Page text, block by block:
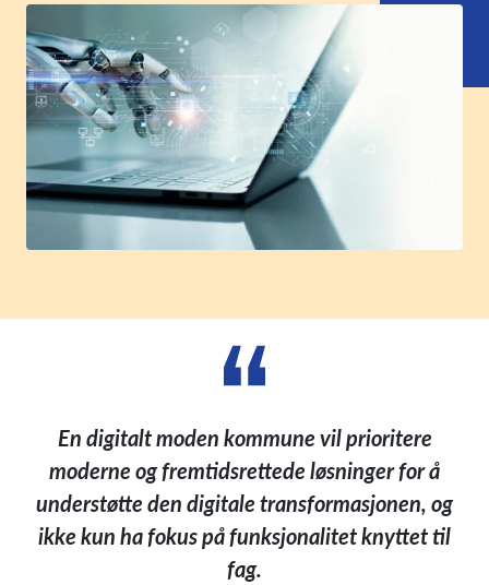
En digitalt moden kommune vil prioritere
moderne og fremtidsrettede løsninger for å
understøtte den digitale transformasjonen, og
ikke kun ha fokus på funksjonalitet knyttet til
fag.